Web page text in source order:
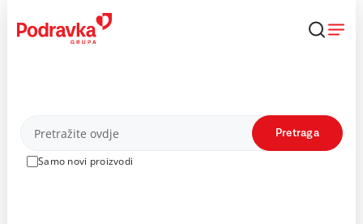
content
Proizvodi
Samo novi proizvodi
Pretraga